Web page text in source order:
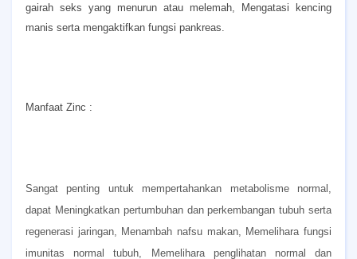
gairah seks yang menurun atau melemah, Mengatasi kencing
manis serta mengaktifkan fungsi pankreas.
Manfaat Zinc :
Sangat penting untuk mempertahankan metabolisme normal,
dapat Meningkatkan pertumbuhan dan perkembangan tubuh serta
regenerasi jaringan,
Menambah nafsu makan,
Memelihara fungsi
imunitas normal tubuh,
Memelihara penglihatan normal dan